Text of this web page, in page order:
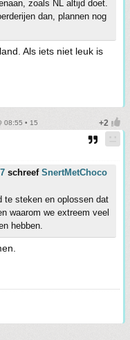
zoals NL altijd doet.
dan, plannen nog
Als iets niet leuk is
08:55 • 15
schreef SnertMetChoco
te steken en oplossen dat
waarom we extreem veel
hebben.